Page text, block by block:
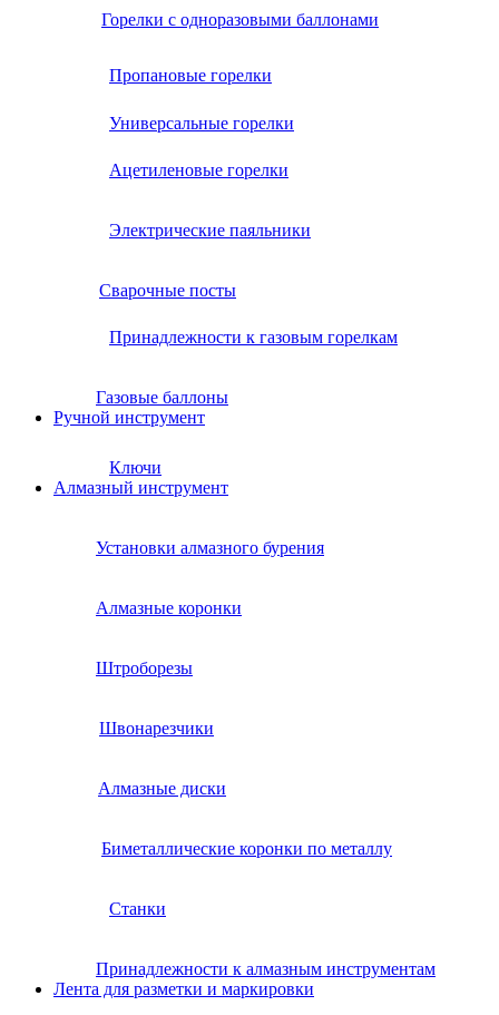
Горелки с одноразовыми баллонами
Пропановые горелки
Универсальные горелки
Ацетиленовые горелки
Электрические паяльники
Сварочные посты
Принадлежности к газовым горелкам
Газовые баллоны
Ручной инструмент
Ключи
Алмазный инструмент
Установки алмазного бурения
Алмазные коронки
Штроборезы
Швонарезчики
Алмазные диски
Биметаллические коронки по металлу
Станки
Принадлежности к алмазным инструментам
Лента для разметки и маркировки